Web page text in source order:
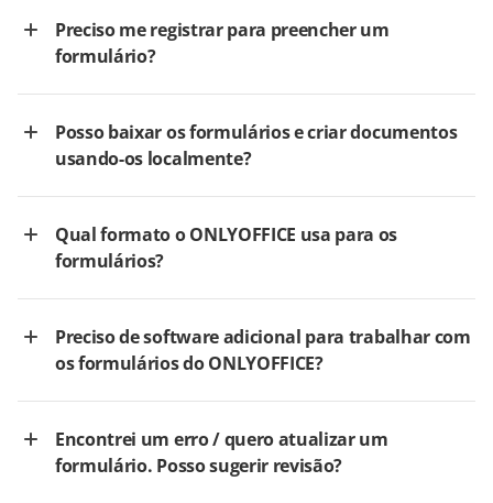
Preciso me registrar para preencher um
formulário?
Posso baixar os formulários e criar documentos
usando-os localmente?
Qual formato o ONLYOFFICE usa para os
formulários?
Preciso de software adicional para trabalhar com
os formulários do ONLYOFFICE?
Encontrei um erro / quero atualizar um
formulário. Posso sugerir revisão?